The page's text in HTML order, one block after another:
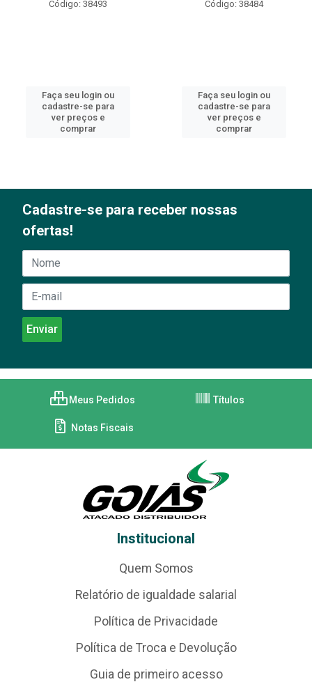
Código: 38493
Faça seu login ou
cadastre-se para
ver preços e
comprar
Código: 38484
Faça seu login ou
cadastre-se para
ver preços e
comprar
Cadastre-se para receber nossas
ofertas!
Meus Pedidos Títulos
Notas Fiscais
Institucional
Quem Somos
Relatório de igualdade salarial
Política de Privacidade
Política de Troca e Devolução
Guia de primeiro acesso